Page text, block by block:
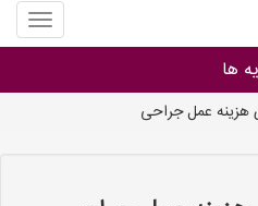
منوی
سایت
خیریه
ها
هزینه عمل جراحی